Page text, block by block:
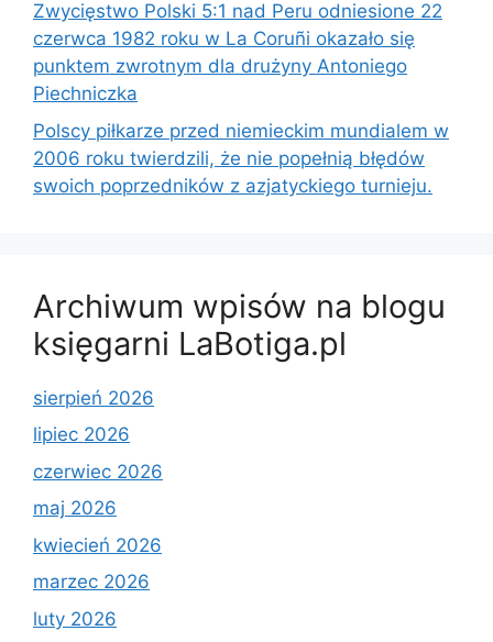
Zwycięstwo Polski 5:1 nad Peru odniesione 22
czerwca 1982 roku w La Coruñi okazało się
punktem zwrotnym dla drużyny Antoniego
Piechniczka
Polscy piłkarze przed niemieckim mundialem w
2006 roku twierdzili, że nie popełnią błędów
swoich poprzedników z azjatyckiego turnieju.
Archiwum wpisów na blogu
księgarni LaBotiga.pl
sierpień 2026
lipiec 2026
czerwiec 2026
maj 2026
kwiecień 2026
marzec 2026
luty 2026